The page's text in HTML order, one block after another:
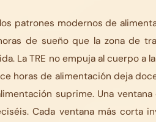
patrones modernos de
de sueño que la zona de
La TRE no empuja al cuerpo a
horas de alimentación deja
suprime. Una
Cada ventana más corta